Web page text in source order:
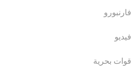
فارنبورو
فيديو
قوات بحرية